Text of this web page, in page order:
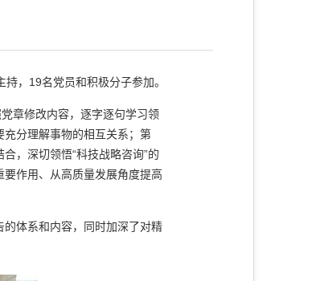
， 19名党员和积极分子参加。
章修改内容，逐字逐句学习领
分理解事物的相互关系；第
，深切领悟“科技战略咨询”的
作用、从高质量发展角度提高
体系和内容，同时加深了对精